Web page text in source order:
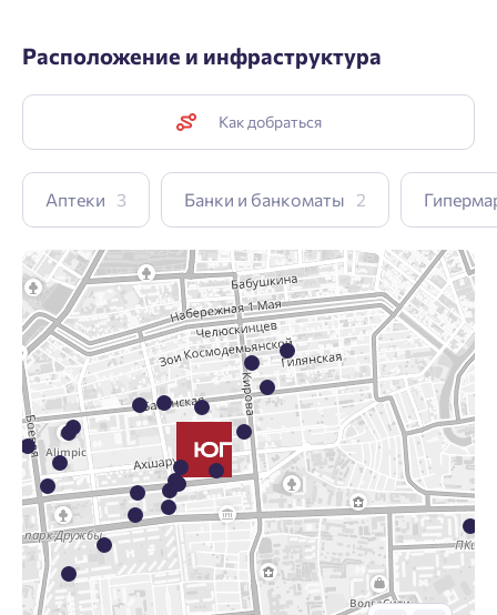
Расположение и инфраструктура
Как добраться
Аптеки 3 Банки и банкоматы 2